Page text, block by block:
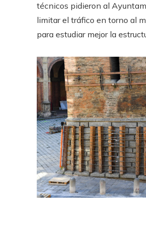
técnicos pidieron al
limitar el tráfico en torno al
para estudiar mejor la